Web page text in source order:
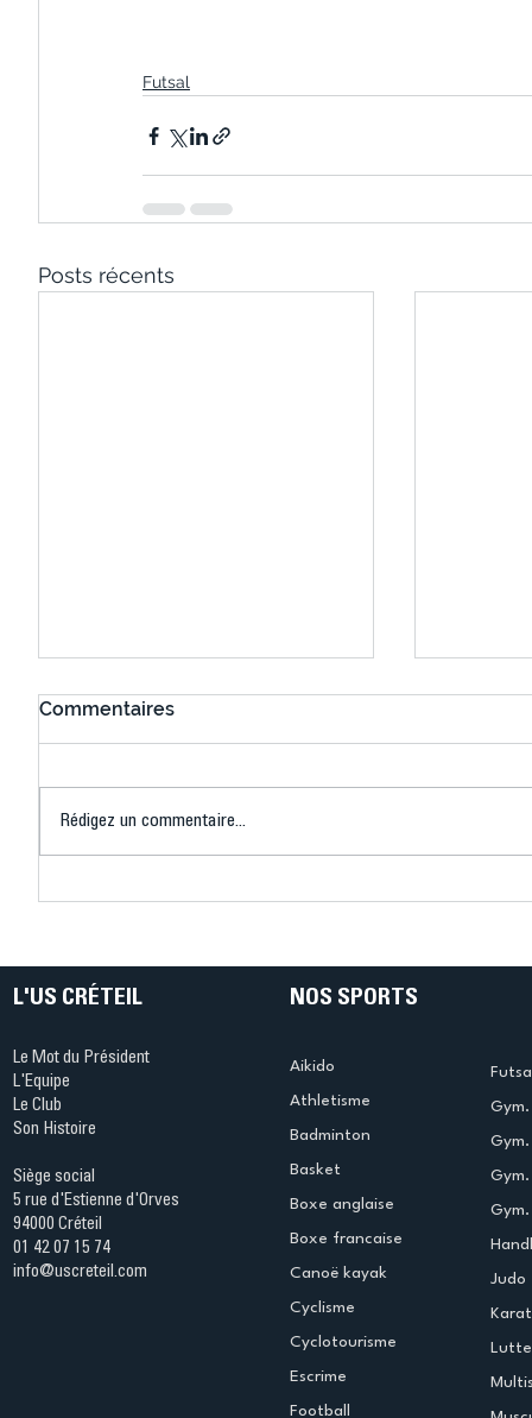
Futsal
Posts récents
Futsal enchaîne et varie les
Commentaires
Rédigez un commentaire...
L'US CRÉTEIL
Le Mot du Président
L'Equipe
Le Club
Son Histoire
Siège social
5 rue d'Estienne d'Orves
94000 Créteil
01 42 07 15 74
info@uscreteil.com
NOS SPORTS
Aikido
Athletisme
Badminton
Basket
Boxe anglaise
Boxe francaise
Canoë kayak
Cyclisme
Cyclotourisme
Escrime
Football
Judo
Lutte